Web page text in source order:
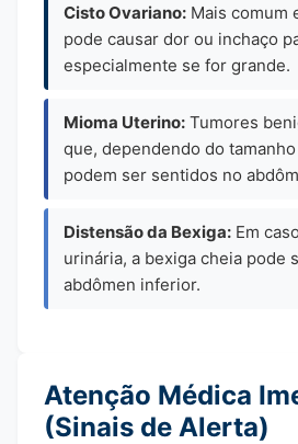
Cisto Ovariano: Mais comum
pode causar dor ou inchaço
especialmente se for grande.
Mioma Uterino: Tumores
que, dependendo do
podem ser sentidos no
Distensão da Bexiga: Em
urinária, a bexiga cheia pode
abdômen inferior.
Atenção Médica
(Sinais de Alerta)